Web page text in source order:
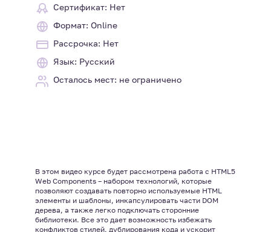
Сертификат: Нет
Формат: Online
Рассрочка: Нет
Язык: Русский
Осталось мест: не ограничено
В этом видео курсе будет рассмотрена работа с HTML5
Web Components – набором технологий, которые
позволяют создавать повторно используемые HTML
элементы и шаблоны, инкапсулировать части DOM
дерева, а также легко подключать сторонние
библиотеки. Все это дает возможность избежать
конфликтов стилей, дублирования кода и ускорит